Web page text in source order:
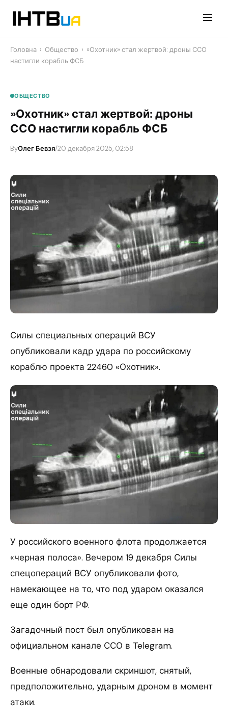
Головна › Общество › ​»Охотник» стал жертвой: дроны ССО
настигли корабль ФСБ
ОБЩЕСТВО
​»Охотник» стал жертвой: дроны
ССО настигли корабль ФСБ
ByОлег Бевзя/20 декабря 2025, 02:58
Силы специальных операций ВСУ
опубликовали кадр удара по российскому
кораблю проекта 22460 «Охотник».
У российского военного флота продолжается
«черная полоса». Вечером 19 декабря Силы
спецопераций ВСУ опубликовали фото,
намекающее на то, что под ударом оказался
еще один борт РФ.
Загадочный пост был опубликован на
официальном канале ССО в Telegram.
Военные обнародовали скриншот, снятый,
предположительно, ударным дроном в момент
атаки.